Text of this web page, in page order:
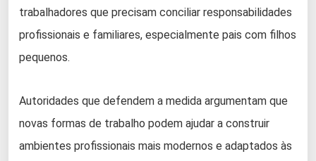
trabalhadores que precisam conciliar responsabilidades
profissionais e familiares, especialmente pais com filhos
pequenos.
Autoridades que defendem a medida argumentam que
novas formas de trabalho podem ajudar a construir
ambientes profissionais mais modernos e adaptados às